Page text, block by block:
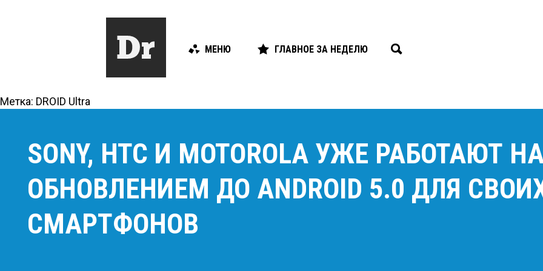
МЕНЮ ГЛАВНОЕ ЗА НЕДЕЛЮ
Метка: DROID Ultra
SONY, HTC И MOTOROLA УЖЕ РАБОТАЮТ
ОБНОВЛЕНИЕМ ДО ANDROID 5.0 ДЛЯ
СМАРТФОНОВ